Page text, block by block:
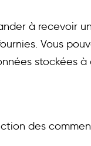
à recevoir
Vous
stockées
des